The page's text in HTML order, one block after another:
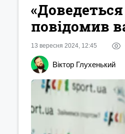
повідомив
13 вересня 2024, 12:45
Віктор Глухенький